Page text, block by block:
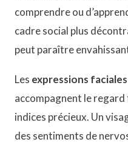
comprendre ou
cadre social plus
peut paraître
Les expressions faciales
accompagnent le
indices précieux. Un
des sentiments de